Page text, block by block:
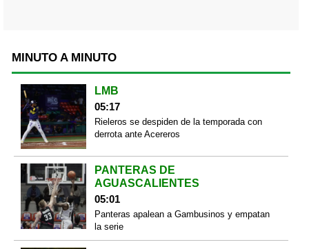
MINUTO A MINUTO
LMB
05:17
Rieleros se despiden de la temporada con
derrota ante Acereros
PANTERAS DE
AGUASCALIENTES
05:01
Panteras apalean a Gambusinos y empatan
la serie